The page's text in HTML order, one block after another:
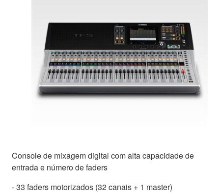
Console de mixagem digital com alta capacidade de
entrada e número de faders
- 33 faders motorizados (32 canais + 1 master)